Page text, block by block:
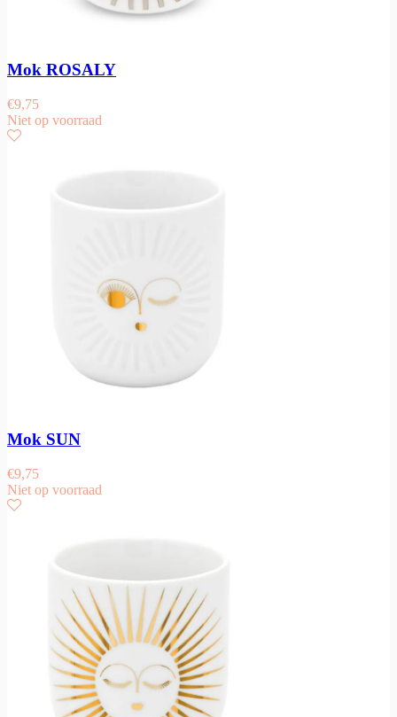
Mok ROSALY
€9,75
Niet op voorraad
Mok SUN
€9,75
Niet op voorraad